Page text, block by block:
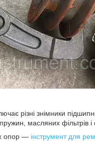
різні знімники
масляних фільтрів і
опор — інструмент для